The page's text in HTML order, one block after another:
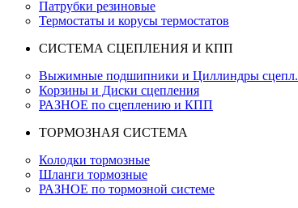
Патрубки резиновые
Термостаты и корусы термостатов
СИСТЕМА СЦЕПЛЕНИЯ И КПП
Выжимные подшипники и Циллиндры сцепл.
Корзины и Диски сцепления
РАЗНОЕ по сцеплению и КПП
ТОРМОЗНАЯ СИСТЕМА
Колодки тормозные
Шланги тормозные
РАЗНОЕ по тормозной системе